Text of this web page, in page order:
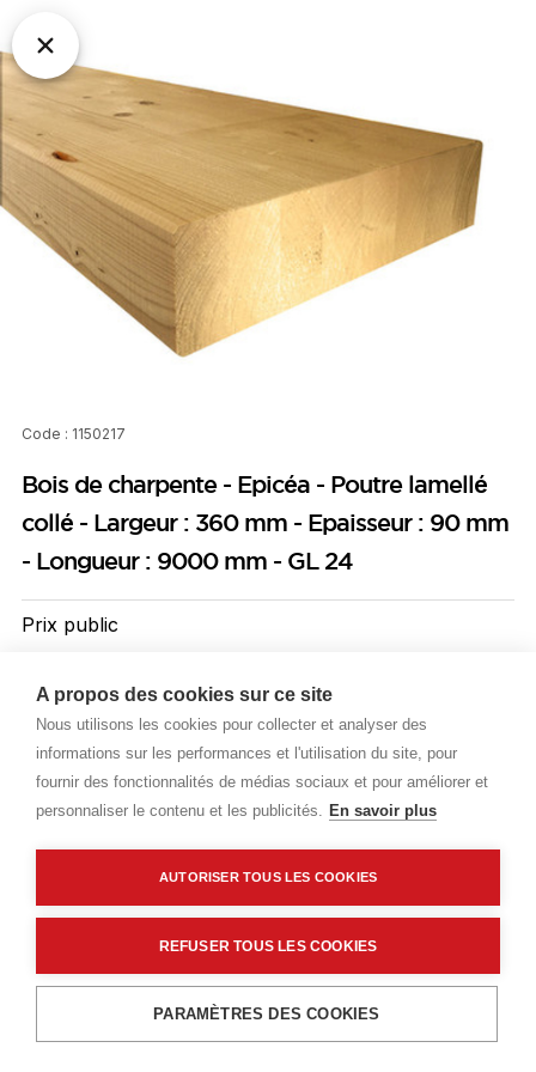
A propos des cookies sur ce site
Nous utilisons les cookies pour collecter et analyser des
informations sur les performances et l'utilisation du site, pour
fournir des fonctionnalités de médias sociaux et pour améliorer et
personnaliser le contenu et les publicités. En savoir plus
AUTORISER TOUS LES COOKIES
REFUSER TOUS LES COOKIES
PARAMÈTRES DES COOKIES
Code : 1150217
Bois de charpente - Epicéa - Poutre lamellé
collé - Largeur : 360 mm - Epaisseur : 90 mm
- Longueur : 9000 mm - GL 24
Prix public
70,50 € TTC/ML
Livraisons & enlèvement
Livraison standard Sur commande
Description détaillée
Ajouter au panier